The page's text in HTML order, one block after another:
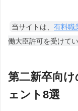
当サイトは、有料職
働大臣許可を受けて
第二新卒向
ェント8選